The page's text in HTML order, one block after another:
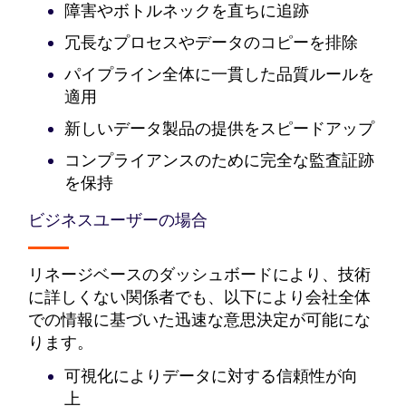
障害やボトルネックを直ちに追跡
冗長なプロセスやデータのコピーを排除
パイプライン全体に一貫した品質ルールを
適用
新しいデータ製品の提供をスピードアップ
コンプライアンスのために完全な監査証跡
を保持
ビジネスユーザーの場合
リネージベースのダッシュボードにより、技術
に詳しくない関係者でも、以下により会社全体
での情報に基づいた迅速な意思決定が可能にな
ります。
可視化によりデータに対する信頼性が向
上